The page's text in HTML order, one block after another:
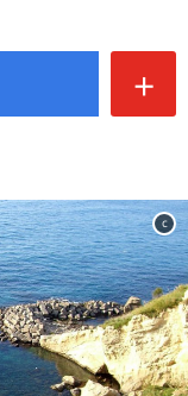
+
c